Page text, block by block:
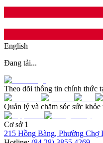
English
Đang tải...
Theo dõi thông tin chính thức
Quản lý và chăm sóc sức
Cơ sở 1
215 Hồng Bàng, Phường